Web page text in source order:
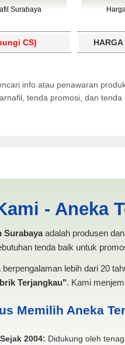
Surabaya
CS) HARGA
info atau penawaran
tenda promosi, dan
- Aneka
Surabayaadalah produsen
tenda baik untuk
berpengalaman lebih dari 20
Terjangkau". Kami
Memilih Aneka
2004: Didukung oleh